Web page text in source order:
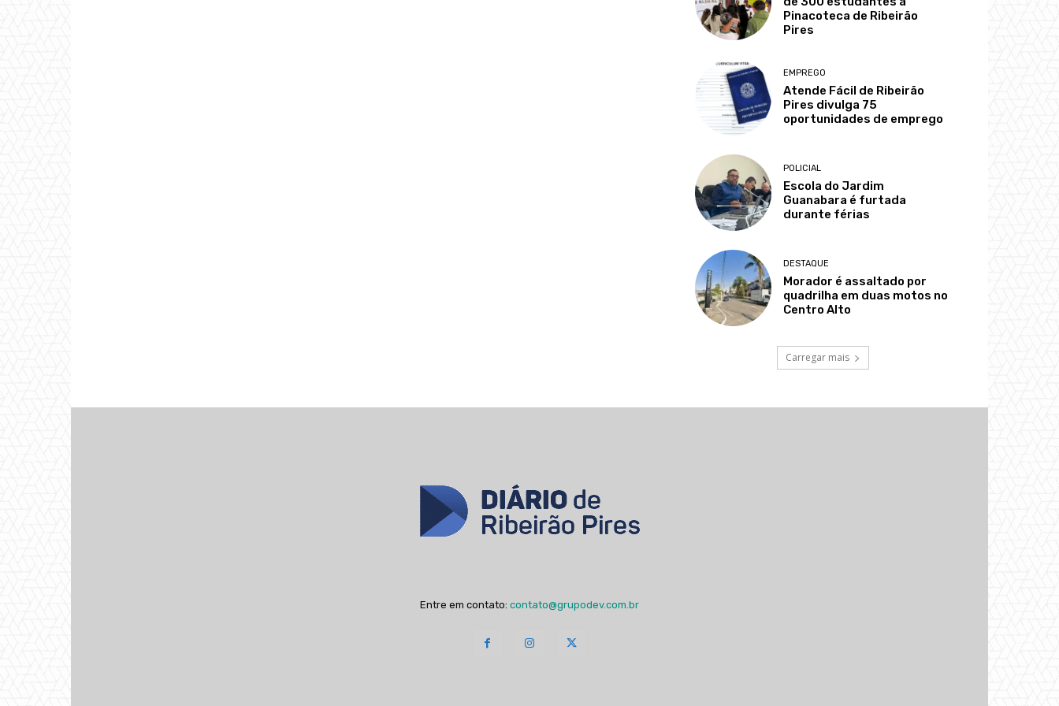
Pinacoteca de Ribeirão
Pires
EMPREGO
Atende Fácil de Ribeirão
Pires divulga 75
oportunidades de emprego
POLICIAL
Escola do Jardim
Guanabara é furtada
durante férias
DESTAQUE
Morador é assaltado por
quadrilha em duas motos no
Centro Alto
Carregar mais
Entre em contato: contato@grupodev.com.br